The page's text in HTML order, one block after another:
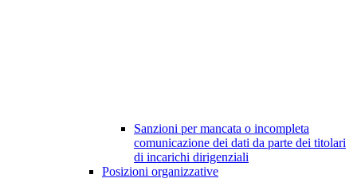
Sanzioni per mancata o incompleta
comunicazione dei dati da parte dei titolari
di incarichi dirigenziali
Posizioni organizzative